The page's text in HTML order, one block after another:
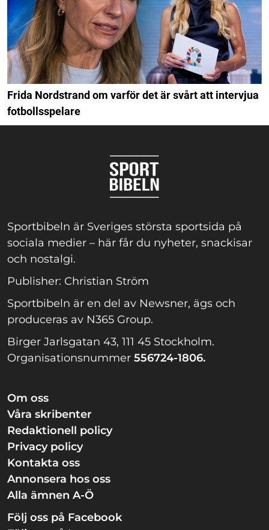
Frida Nordstrand om varför det är svårt att intervjua
fotbollsspelare
Sportbibeln är Sveriges största sportsida på
sociala medier – här får du nyheter, snackisar
och nostalgi.
Publisher: Christian Ström
Sportbibeln är en del av Newsner, ägs och
produceras av N365 Group.
Birger Jarlsgatan 43, 111 45 Stockholm.
Organisationsnummer 556724-1806.
Om oss
Våra skribenter
Redaktionell policy
Privacy policy
Kontakta oss
Annonsera hos oss
Alla ämnen A-Ö
Följ oss på Facebook